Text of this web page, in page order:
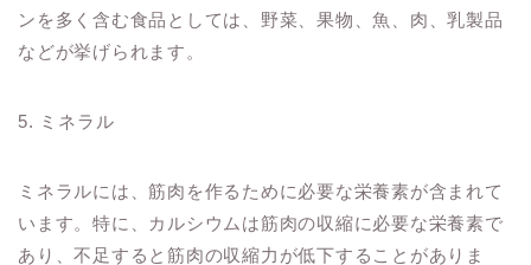
ンを多く含む食品としては、野菜、果物、魚、肉、乳製品
などが挙げられます。
5. ミネラル
ミネラルには、筋肉を作るために必要な栄養素が含まれて
います。特に、カルシウムは筋肉の収縮に必要な栄養素で
あり、不足すると筋肉の収縮力が低下することがありま